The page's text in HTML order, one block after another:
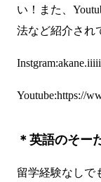
い！また、
法など紹介され
Instgram:akane.iiiii
Youtube:https://
＊英語のそー
留学経験なしで